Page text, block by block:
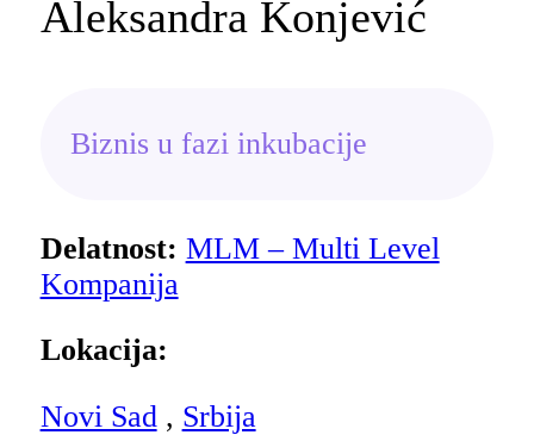
Aleksandra Konjević
Biznis u fazi inkubacije
Delatnost: MLM – Multi Level
Kompanija
Lokacija:
Novi Sad , Srbija